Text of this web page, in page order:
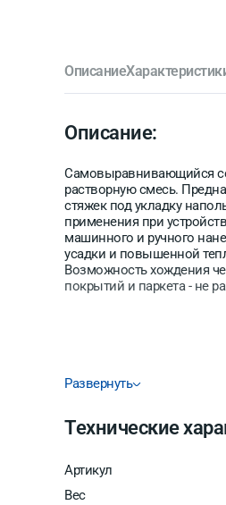
Описание
Описание:
Самовыравнивающийся
растворную смесь.
стяжек под укладку
применения при
машинного и ручного
усадки и повышенной
Возможность хождения
покрытий и паркета - не
Развернуть
Технические
Артикул
Вес